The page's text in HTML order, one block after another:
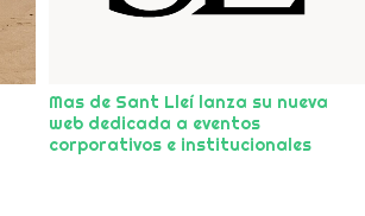
Mas de Sant Lleí lanza su nueva
web dedicada a eventos
corporativos e institucionales